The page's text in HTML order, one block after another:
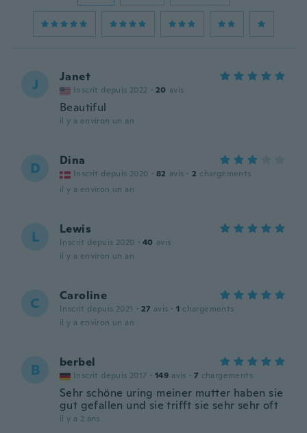
J Janet
Inscrit depuis 2022 · 20 avis
Beautiful
il y a environ un an
D Dina
Inscrit depuis 2020 · 82 avis · 2 chargements
il y a environ un an
L Lewis
Inscrit depuis 2020 · 40 avis
il y a environ un an
C Caroline
Inscrit depuis 2021 · 27 avis · 1 chargements
il y a environ un an
B berbel
Inscrit depuis 2017 · 149 avis · 7 chargements
Sehr schöne uring meiner mutter haben sie
gut gefallen und sie trifft sie sehr sehr oft
il y a 2 ans